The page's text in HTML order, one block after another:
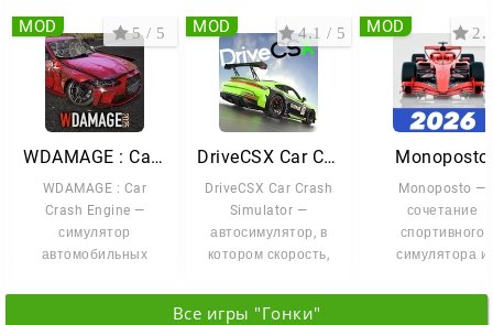
WDAMAGE : Car Crash Engine
WDAMAGE : Car
Crash Engine —
симулятор
автомобильных
котором основной
5 / 5
MOD
DriveCSX Car Crash Simulator
DriveCSX Car Crash
Simulator —
автосимулятор, в
котором скорость,
разрушения
4.1 / 5
MOD
Monoposto
Monoposto —
сочетание
спортивного
симулятора и
для тех, кто
MOD
Все игры "Гонки"